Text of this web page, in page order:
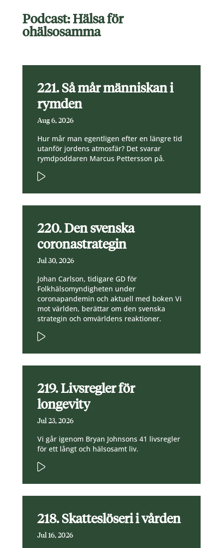
Podcast: Hälsa för
ohälsosamma
221. Så mår människan i
rymden
Aug 6, 2026
Hur mår man egentligen efter en längre tid
utanför jordens atmosfär? Det svarar
rymdpoddaren Marcus Pettersson på.
220. Den svenska
coronastrategin
Jul 30, 2026
Johan Carlson, tidigare GD för
Folkhälsomyndigheten under
coronapandemin och aktuell med boken Vi
mot världen, berättar om den svenska
strategin och omvärldens reaktioner.
219. Livsregler för
longevity
Jul 23, 2026
Vi går igenom Bryan Johnsons 41 livsregler
för ett långt och hälsosamt liv.
218. Skatteslöseri i vården
Jul 16, 2026